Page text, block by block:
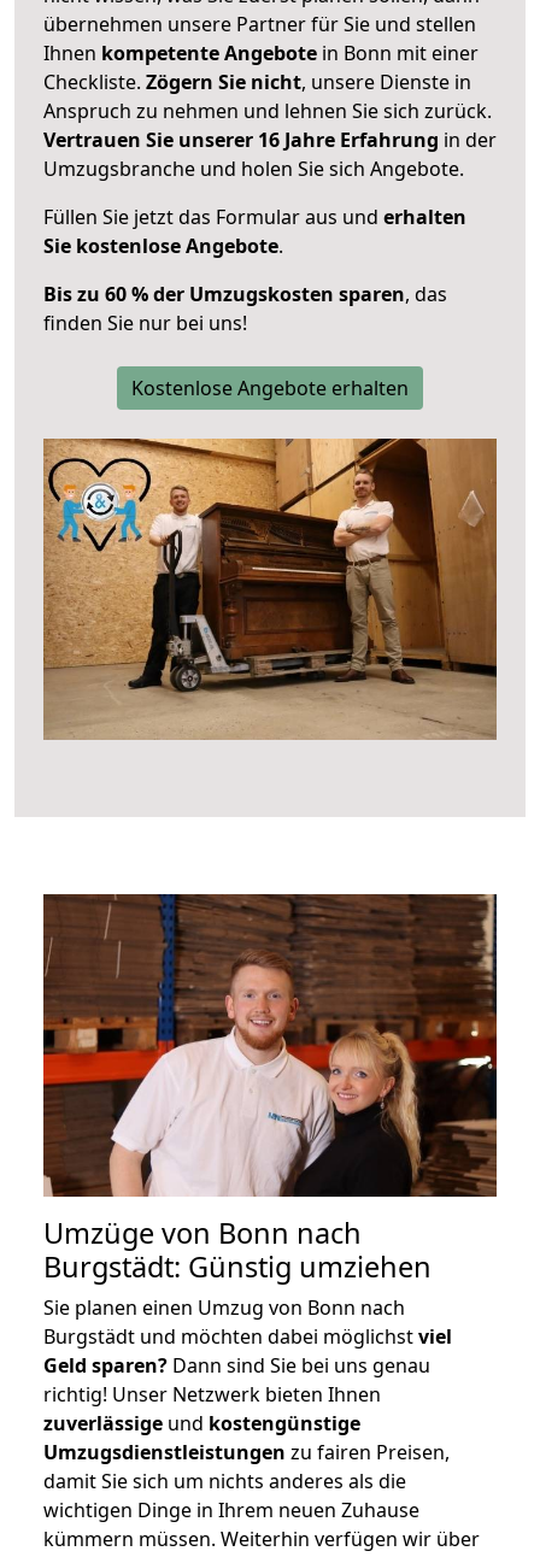
übernehmen unsere Partner für Sie und stellen
Ihnen kompetente Angebote in Bonn mit einer
Checkliste. Zögern Sie nicht, unsere Dienste in
Anspruch zu nehmen und lehnen Sie sich zurück.
Vertrauen Sie unserer 16 Jahre Erfahrung in der
Umzugsbranche und holen Sie sich Angebote.
Füllen Sie jetzt das Formular aus und erhalten
Sie kostenlose Angebote.
Bis zu 60 % der Umzugskosten sparen, das
finden Sie nur bei uns!
Kostenlose Angebote erhalten
Umzüge von Bonn nach
Burgstädt: Günstig umziehen
Sie planen einen Umzug von Bonn nach
Burgstädt und möchten dabei möglichstviel
Geld sparen? Dann sind Sie bei uns genau
richtig! Unser Netzwerk bieten Ihnen
zuverlässige und kostengünstige
Umzugsdienstleistungen zu fairen Preisen,
damit Sie sich um nichts anderes als die
wichtigen Dinge in Ihrem neuen Zuhause
kümmern müssen. Weiterhin verfügen wir über